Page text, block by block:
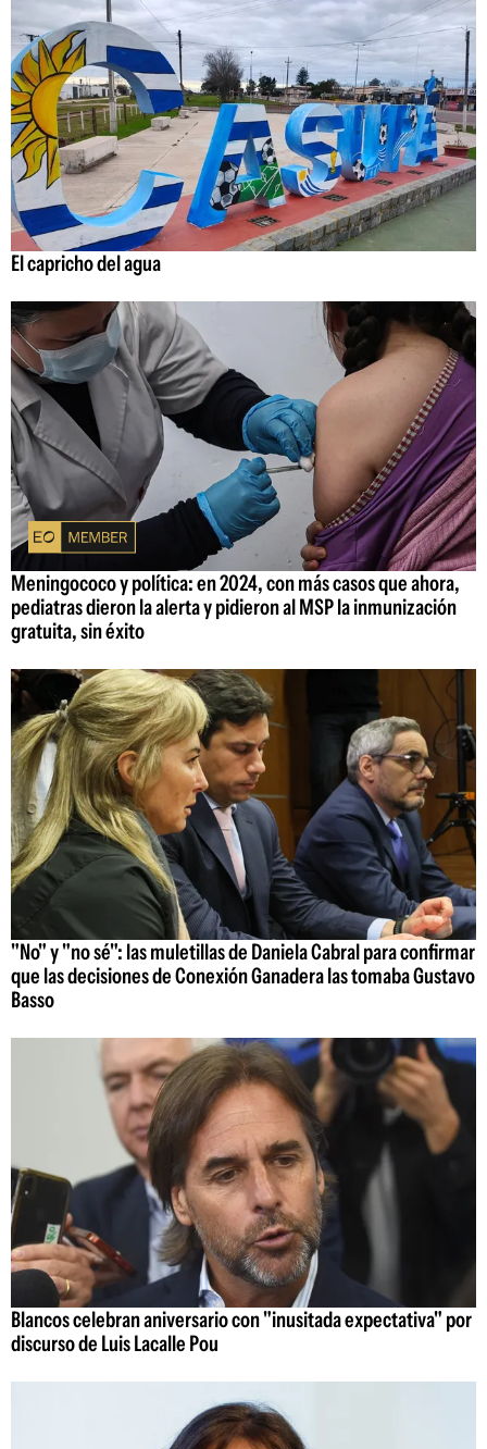
El capricho del agua
Meningococo y política: en 2024, con más casos que ahora,
pediatras dieron la alerta y pidieron al MSP la inmunización
gratuita, sin éxito
"No" y "no sé": las muletillas de Daniela Cabral para confirmar
que las decisiones de Conexión Ganadera las tomaba Gustavo
Basso
Blancos celebran aniversario con "inusitada expectativa" por
discurso de Luis Lacalle Pou